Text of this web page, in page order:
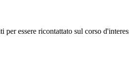
essere ricontattato sul corso